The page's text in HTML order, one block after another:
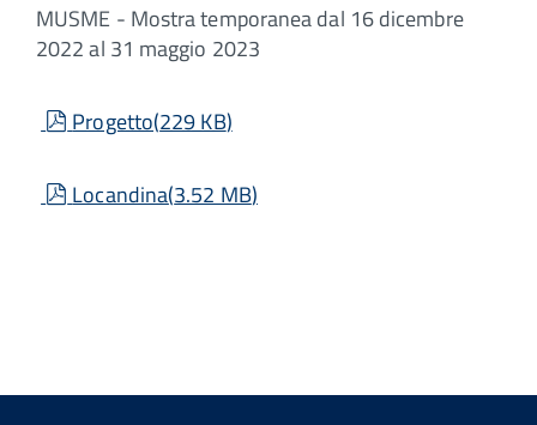
MUSME - Mostra temporanea dal 16 dicembre
2022 al 31 maggio 2023
pdf
Progetto(229 KB)
pdf
Locandina(3.52 MB)